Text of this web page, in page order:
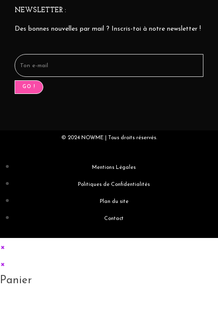
NEWSLETTER :
Des bonnes nouvelles par mail ? Inscris-toi à notre newsletter !
GO !
© 2024 NOWME | Tous droits réservés.
Mentions Légales
Politiques de Confidentialités
Plan du site
Contact
×
×
Panier